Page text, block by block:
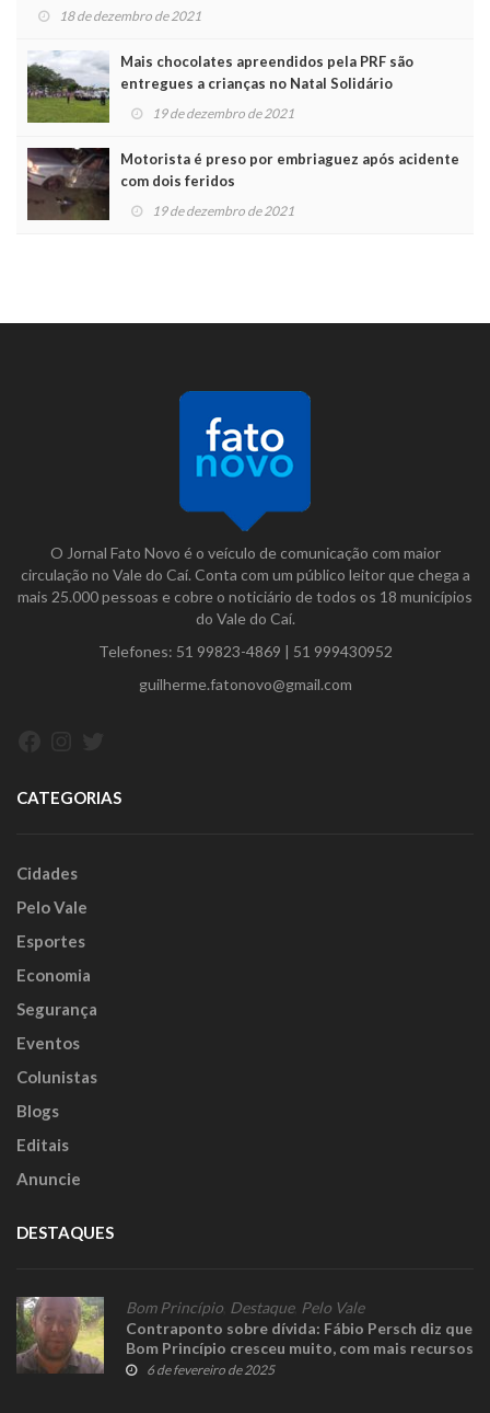
18 de dezembro de 2021
Mais chocolates apreendidos pela PRF são
entregues a crianças no Natal Solidário
19 de dezembro de 2021
Motorista é preso por embriaguez após acidente
com dois feridos
19 de dezembro de 2021
O Jornal Fato Novo é o veículo de comunicação com maior
circulação no Vale do Caí. Conta com um público leitor que chega a
mais 25.000 pessoas e cobre o noticiário de todos os 18 municípios
do Vale do Caí.
Telefones: 51 99823-4869
51 999430952
guilherme.fatonovo@gmail.com
CATEGORIAS
Cidades
Pelo Vale
Esportes
Economia
Segurança
Eventos
Colunistas
Blogs
Editais
Anuncie
DESTAQUES
Bom Princípio Destaque, Pelo Vale
Contraponto sobre dívida: Fábio Persch diz que
Bom Princípio cresceu muito, com mais recursos
e melhorias
6 de fevereiro de 2025